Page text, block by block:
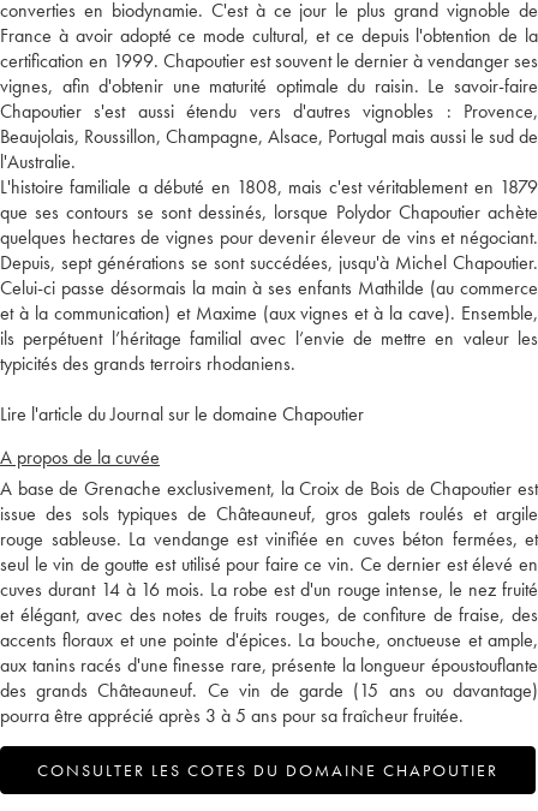
converties en biodynamie. C'est à ce jour le plus grand vignoble de
France à avoir adopté ce mode cultural, et ce depuis l'obtention de la
certification en 1999. Chapoutier est souvent le dernier à vendanger ses
vignes, afin d'obtenir une maturité optimale du raisin. Le savoir-faire
Chapoutier s'est aussi étendu vers d'autres vignobles : Provence,
Beaujolais, Roussillon, Champagne, Alsace, Portugal mais aussi le sud de
l'Australie.
L'histoire familiale a débuté en 1808, mais c'est véritablement en 1879
que ses contours se sont dessinés, lorsque Polydor Chapoutier achète
quelques hectares de vignes pour devenir éleveur de vins et négociant.
Depuis, sept générations se sont succédées, jusqu'à Michel Chapoutier.
Celui-ci passe désormais la main à ses enfants Mathilde (au commerce
et à la communication) et Maxime (aux vignes et à la cave). Ensemble,
ils perpétuent l’héritage familial avec l’envie de mettre en valeur les
typicités des grands terroirs rhodaniens.
Lire l'article du Journal sur le domaine Chapoutier
A propos de la cuvée
A base de Grenache exclusivement, la Croix de Bois de Chapoutier est
issue des sols typiques de Châteauneuf, gros galets roulés et argile
rouge sableuse. La vendange est vinifiée en cuves béton fermées, et
seul le vin de goutte est utilisé pour faire ce vin. Ce dernier est élevé en
cuves durant 14 à 16 mois. La robe est d'un rouge intense, le nez fruité
et élégant, avec des notes de fruits rouges, de confiture de fraise, des
accents floraux et une pointe d'épices. La bouche, onctueuse et ample,
aux tanins racés d'une finesse rare, présente la longueur époustouflante
des grands Châteauneuf. Ce vin de garde (15 ans ou davantage)
pourra être apprécié après 3 à 5 ans pour sa fraîcheur fruitée.
CONSULTER LES COTES DU DOMAINE CHAPOUTIER